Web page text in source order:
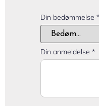
Din bedømmelse *
Din anmeldelse *